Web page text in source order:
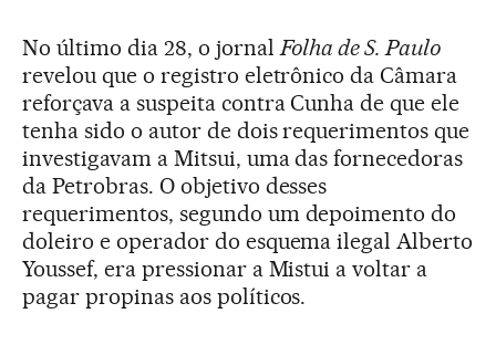
No último dia 28, o jornalFolha de S. Paulo
revelou que o registro eletrônico da Câmara
reforçava a suspeita contra Cunha de que ele
tenha sido o autor de dois requerimentos que
investigavam a Mitsui, uma das fornecedoras
da Petrobras. O objetivo desses
requerimentos, segundo um depoimento do
doleiro e operador do esquema ilegal Alberto
Youssef, era pressionar a Mistui a voltar a
pagar propinas aos políticos.